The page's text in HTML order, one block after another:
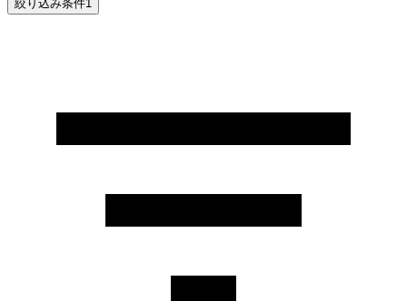
絞り込み条件1